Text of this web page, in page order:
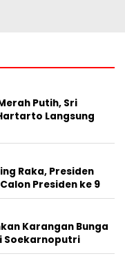
Putih, Sri
Langsung
Raka, Presiden
Presiden ke 9
Karangan Bunga
Soekarnoputri